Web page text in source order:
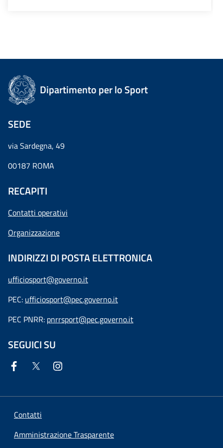
Dipartimento per lo Sport
SEDE
via Sardegna, 49
00187 ROMA
RECAPITI
Contatti operativi
Organizzazione
INDIRIZZI DI POSTA ELETTRONICA
ufficiosport@governo.it
PEC: ufficiosport@pec.governo.it
PEC PNRR: pnrrsport@pec.governo.it
SEGUICI SU
Contatti
Amministrazione Trasparente